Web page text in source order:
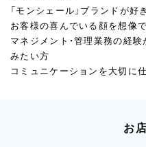
「モンシェール」ブランドが好
お客様の喜んでいる顔を想像
マネジメント・管理業務の経
みたい方
コミュニケーションを大切に
お